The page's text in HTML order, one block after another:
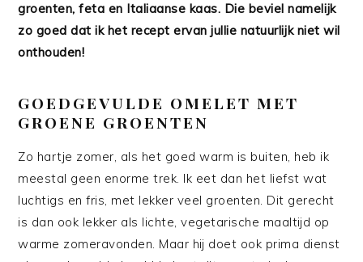
groenten, feta en Italiaanse kaas. Die beviel namelijk
zo goed dat ik het recept ervan jullie natuurlijk niet wil
onthouden!
GOEDGEVULDE OMELET MET
GROENE GROENTEN
Zo hartje zomer, als het goed warm is buiten, heb ik
meestal geen enorme trek. Ik eet dan het liefst wat
luchtigs en fris, met lekker veel groenten. Dit gerecht
is dan ook lekker als lichte, vegetarische maaltijd op
warme zomeravonden. Maar hij doet ook prima dienst